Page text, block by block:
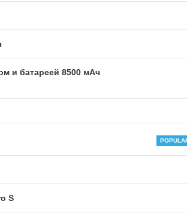
и батареей 8500 мАч
S